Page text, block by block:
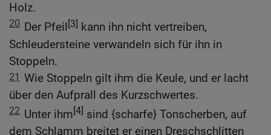
Holz.
20 Der Pfeil [3] kann ihn nicht vertreiben,
Schleudersteine verwandeln sich für ihn in
Stoppeln.
21 Wie Stoppeln gilt ihm die Keule, und er lacht
über den Aufprall des Kurzschwertes.
22 Unter ihm[4] sind {scharfe} Tonscherben, auf
dem Schlamm breitet er einen Dreschschlitten